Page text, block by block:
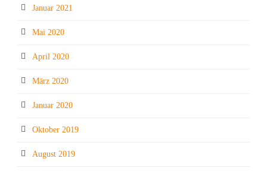
Januar 2021
Mai 2020
April 2020
März 2020
Januar 2020
Oktober 2019
August 2019